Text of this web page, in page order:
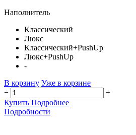
Наполнитель
Классический
Люкс
Классический+PushUp
Люкс+PushUp
-
В корзину Уже в корзине
−
+
Купить Подробнее
Подробности